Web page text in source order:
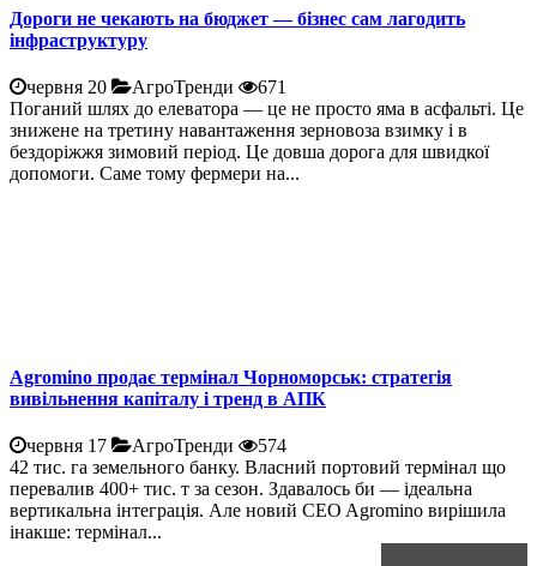
Дороги не чекають на бюджет — бізнес сам лагодить
інфраструктуру
червня 20 АгроТренди
671
Поганий шлях до елеватора — це не просто яма в асфальті. Це
знижене на третину навантаження зерновоза взимку і в
бездоріжжя зимовий період. Це довша дорога для швидкої
допомоги. Саме тому фермери на...
Agromino продає термінал Чорноморськ: стратегія
вивільнення капіталу і тренд в АПК
червня 17 АгроТренди
574
42 тис. га земельного банку. Власний портовий термінал що
перевалив 400+ тис. т за сезон. Здавалось би — ідеальна
вертикальна інтеграція. Але новий CEO Agromino вирішила
інакше: термінал...